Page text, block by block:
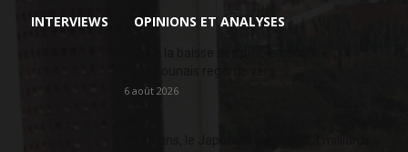
INTERVIEWS OPINIONS ET ANALYSES
6 août 2026